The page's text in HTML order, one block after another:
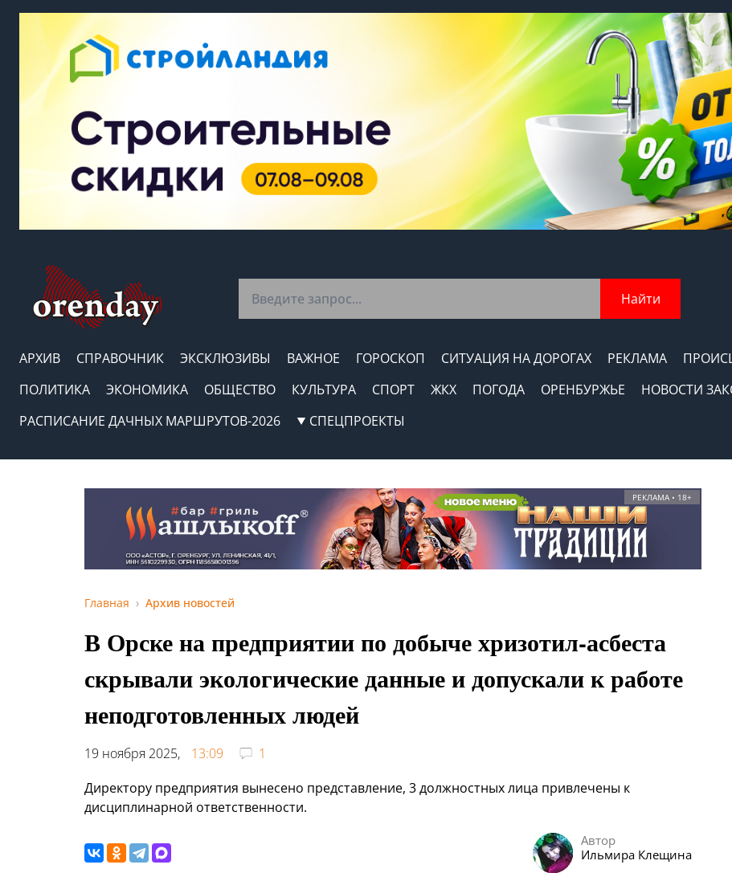
Найти
АРХИВ СПРАВОЧНИК ЭКСКЛЮЗИВЫ ВАЖНОЕ ГОРОСКОП СИТУАЦИЯ НА ДОРОГАХ РЕКЛАМА
ПОЛИТИКА
ЭКОНОМИКА ОБЩЕСТВО КУЛЬТУРА СПОРТ ЖКХ ПОГОДА ОРЕНБУРЖЬЕ
НОВОСТИ
РАСПИСАНИЕ ДАЧНЫХ МАРШРУТОВ-2026
СПЕЦПРОЕКТЫ
РЕКЛАМА • 18+
Главная Архив новостей
В Орске на предприятии по добыче хризотил-асбеста
скрывали экологические данные и допускали к работе
неподготовленных людей
19 ноября 2025, 13:09
1
Директору предприятия вынесено представление, 3 должностных лица привлечены к
дисциплинарной ответственности.
Автор
Ильмира Клещина